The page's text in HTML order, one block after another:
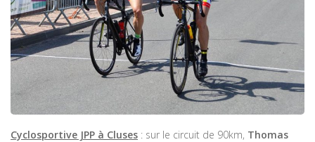
Cyclosportive JPP à Cluses : sur le circuit de 90km, Thomas